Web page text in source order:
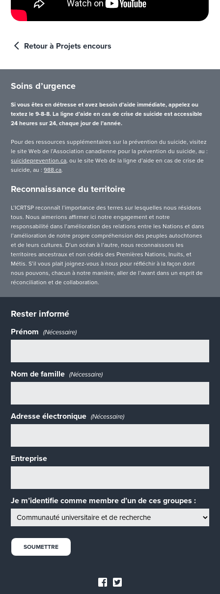
Retour à Projets encours
Soins d’urgence
Si vous êtes en détresse et avez besoin d’aide immédiate, appelez ou
textez le 9-8-8. La ligne d’aide en cas de crise de suicide est accessible
24 heures sur 24, chaque jour de l’année.
Pour des ressources supplémentaires sur la prévention du suicide, visitez
le site Web de l’Association canadienne pour la prévention du suicide, au :
suicideprevention.ca, ou le site Web de la ligne d’aide en cas de crise de
suicide, au :988.ca.
Reconnaissance du territoire
L’ICRTSP reconnaît l’importance des terres sur lesquelles nous résidons
tous. Nous aimerions affirmer ici notre engagement et notre
responsabilité dans l’amélioration des relations entre les Nations et dans
l’amélioration de notre propre compréhension des peuples autochtones
et de leurs cultures. D’un océan à l’autre, nous reconnaissons les
territoires ancestraux et non cédés des Premières Nations, Inuits, et
Métis. S’il vous plait joignez-vous à nous pour réfléchir à la façon dont
nous pouvons, chacun à notre manière, aller de l’avant dans un esprit de
réconciliation et de collaboration.
Rester informé
Prénom (Nécessaire)
Nom de famille (Nécessaire)
Adresse électronique (Nécessaire)
Entreprise
Je m’identifie comme membre d’un de ces groupes :